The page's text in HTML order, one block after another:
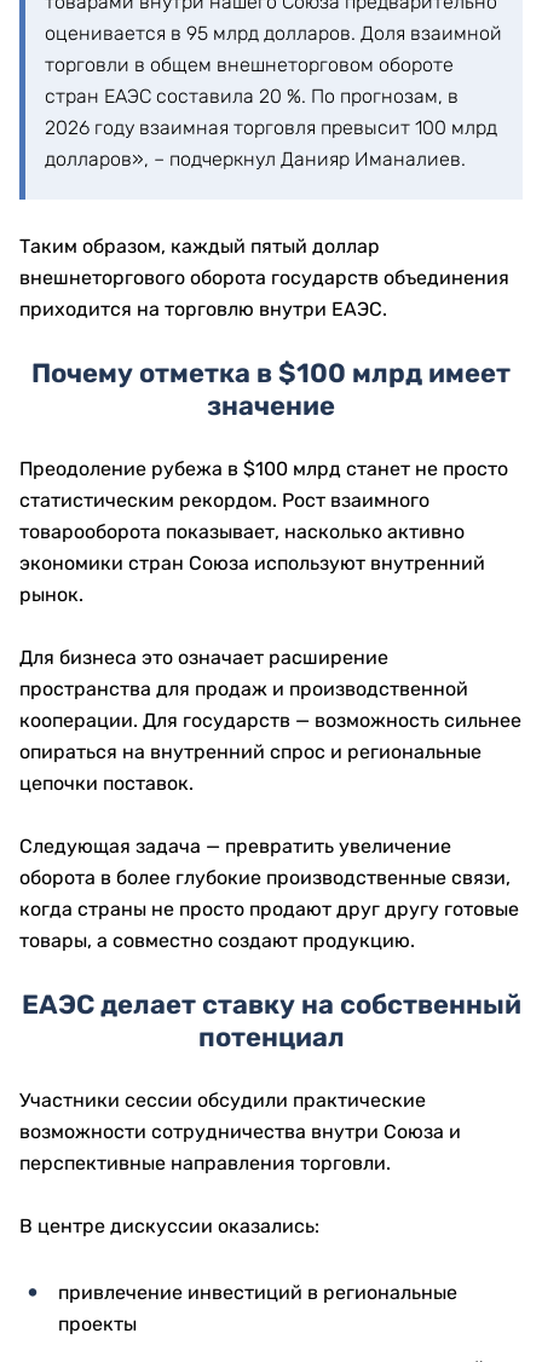
оценивается в 95 млрд долларов. Доля взаимной
торговли в общем внешнеторговом обороте
стран ЕАЭС составила 20 %. По прогнозам, в
2026 году взаимная торговля превысит 100 млрд
долларов», – подчеркнул Данияр Иманалиев.
Таким образом, каждый пятый доллар
внешнеторгового оборота государств объединения
приходится на торговлю внутри ЕАЭС.
Почему отметка в $100 млрд имеет
значение
Преодоление рубежа в $100 млрд станет не просто
статистическим рекордом. Рост взаимного
товарооборота показывает, насколько активно
экономики стран Союза используют внутренний
рынок.
Для бизнеса это означает расширение
пространства для продаж и производственной
кооперации. Для государств — возможность сильнее
опираться на внутренний спрос и региональные
цепочки поставок.
Следующая задача — превратить увеличение
оборота в более глубокие производственные связи,
когда страны не просто продают друг другу готовые
товары, а совместно создают продукцию.
ЕАЭС делает ставку на собственный
потенциал
Участники сессии обсудили практические
возможности сотрудничества внутри Союза и
перспективные направления торговли.
В центре дискуссии оказались:
привлечение инвестиций в региональные
проекты